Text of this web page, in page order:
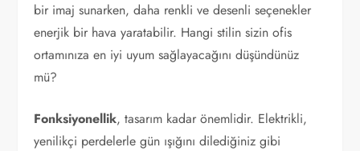
bir imaj sunarken, daha renkli ve desenli seçenekler
enerjik bir hava yaratabilir. Hangi stilin sizin ofis
ortamınıza en iyi uyum sağlayacağını düşündünüz
mü?
Fonksiyonellik, tasarım kadar önemlidir. Elektrikli,
yenilikçi perdelerle gün ışığını dilediğiniz gibi